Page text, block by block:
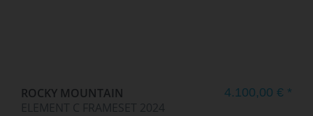
ROCKY MOUNTAIN
ELEMENT C FRAMESET 2024
4.100,00 € *